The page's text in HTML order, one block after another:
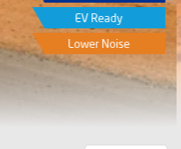
EV Ready
Lower Noise